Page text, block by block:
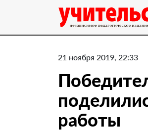
21 ноября 2019, 22:33
работы